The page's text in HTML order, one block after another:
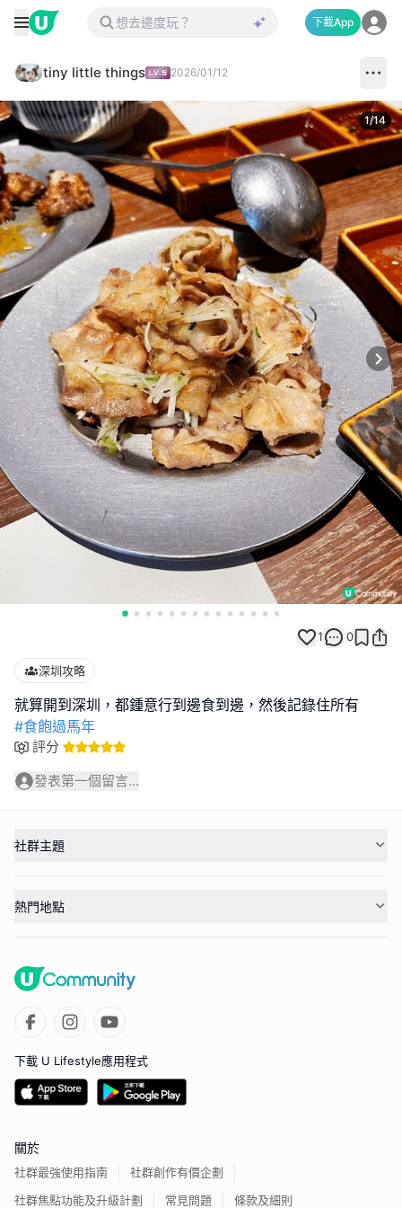
下載App
tiny little things 2026/01/12
1/14
1 0
深圳攻略
#食飽過馬年
評分
發表第一個留言...
社群主題
熱門地點
下載 U Lifestyle應用程式
關於
社群最強使用指南
社群創作有價企劃
社群焦點功能及升級計劃
常見問題 條款及細則